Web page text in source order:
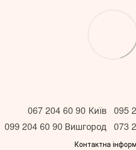
067 204 60 90 Київ 095
099 204 60 90 Вишгород 073
Контактна